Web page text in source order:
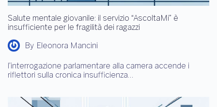
Salute mentale giovanile: il servizio “AscoltaMi” è
insufficiente per le fragilità dei ragazzi
By Eleonora Mancini
l’interrogazione parlamentare alla camera accende i
riflettori sulla cronica insufficienza…